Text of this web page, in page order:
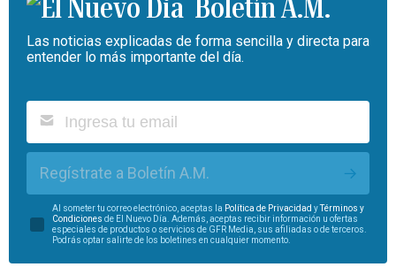
Boletín A.M.
Las noticias explicadas de forma sencilla y directa para
entender lo más importante del día.
Regístrate a Boletín A.M.
Al someter tu correo electrónico, aceptas la Política de Privacidad y
Términos y
Condiciones de El Nuevo Día. Además, aceptas recibir información u ofertas
especiales de productos o servicios de GFR Media, sus afiliadas o de terceros.
Podrás optar salirte de los boletines en cualquier momento.